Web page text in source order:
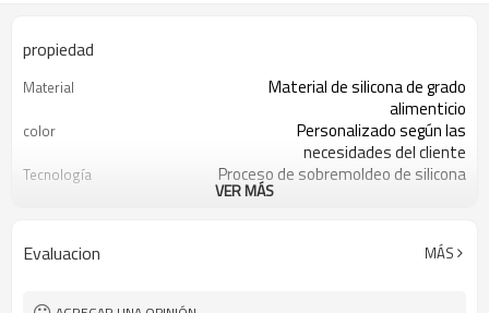
propiedad
Material
Material de silicona de grado
alimenticio
color
Personalizado según las
necesidades del cliente
Tecnología Proceso de sobremoldeo de silicona
No, estos son productos hechos a
medida.
VER MÁS
Evaluacion MÁS